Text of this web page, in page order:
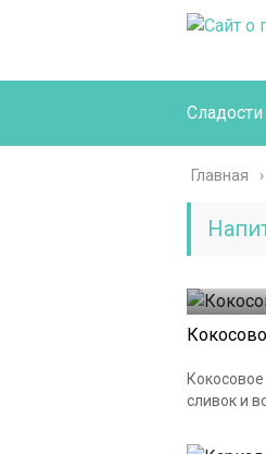
Сладости
Главная
сливок и